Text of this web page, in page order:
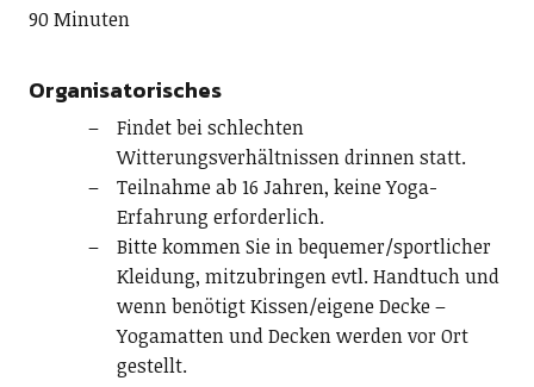
90 Minuten
Organisatorisches
Findet bei schlechten
Witterungsverhältnissen drinnen statt.
Teilnahme ab 16 Jahren, keine Yoga-
Erfahrung erforderlich.
Bitte kommen Sie in bequemer/sportlicher
Kleidung, mitzubringen evtl. Handtuch und
wenn benötigt Kissen/eigene Decke –
Yogamatten und Decken werden vor Ort
gestellt.